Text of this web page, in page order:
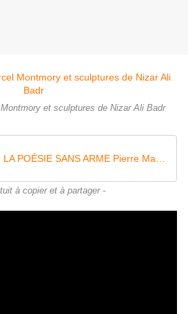
et sculptures de Nizar Ali Badr
à copier et à partager -